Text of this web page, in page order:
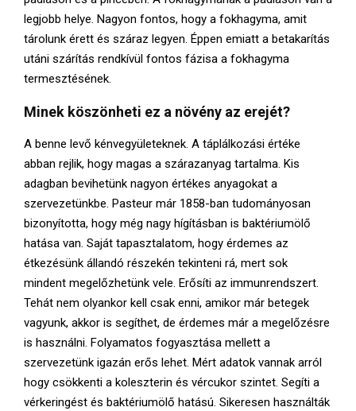
legjobb helye. Nagyon fontos, hogy a fokhagyma, amit
tárolunk érett és száraz legyen. Éppen emiatt a betakarítás
utáni szárítás rendkívül fontos fázisa a fokhagyma
termesztésének.
Minek köszönheti ez a növény az erejét?
A benne levő kénvegyületeknek. A táplálkozási értéke
abban rejlik, hogy magas a szárazanyag tartalma. Kis
adagban bevihetünk nagyon értékes anyagokat a
szervezetünkbe. Pasteur már 1858-ban tudományosan
bizonyította, hogy még nagy hígításban is baktériumölő
hatása van. Saját tapasztalatom, hogy érdemes az
étkezésünk állandó részekén tekinteni rá, mert sok
mindent megelőzhetünk vele. Erősíti az immunrendszert.
Tehát nem olyankor kell csak enni, amikor már betegek
vagyunk, akkor is segíthet, de érdemes már a megelőzésre
is használni. Folyamatos fogyasztása mellett a
szervezetünk igazán erős lehet. Mért adatok vannak arról
hogy csökkenti a koleszterin és vércukor szintet. Segíti a
vérkeringést és baktériumölő hatású. Sikeresen használták